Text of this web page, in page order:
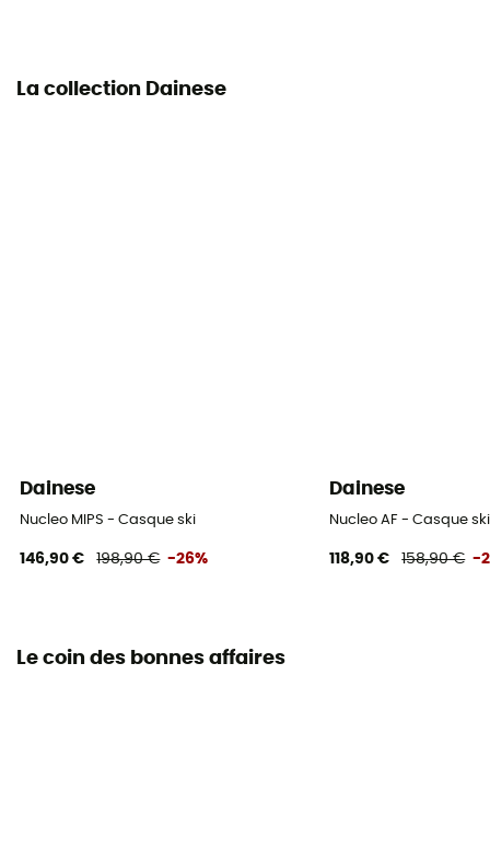
La collection Dainese
Dainese
Nucleo MIPS - Casque ski
146,90 € 198,90 € -26%
Dainese
Nucleo AF - Casque ski
118,90 € 158,90 € -
Le coin des bonnes affaires